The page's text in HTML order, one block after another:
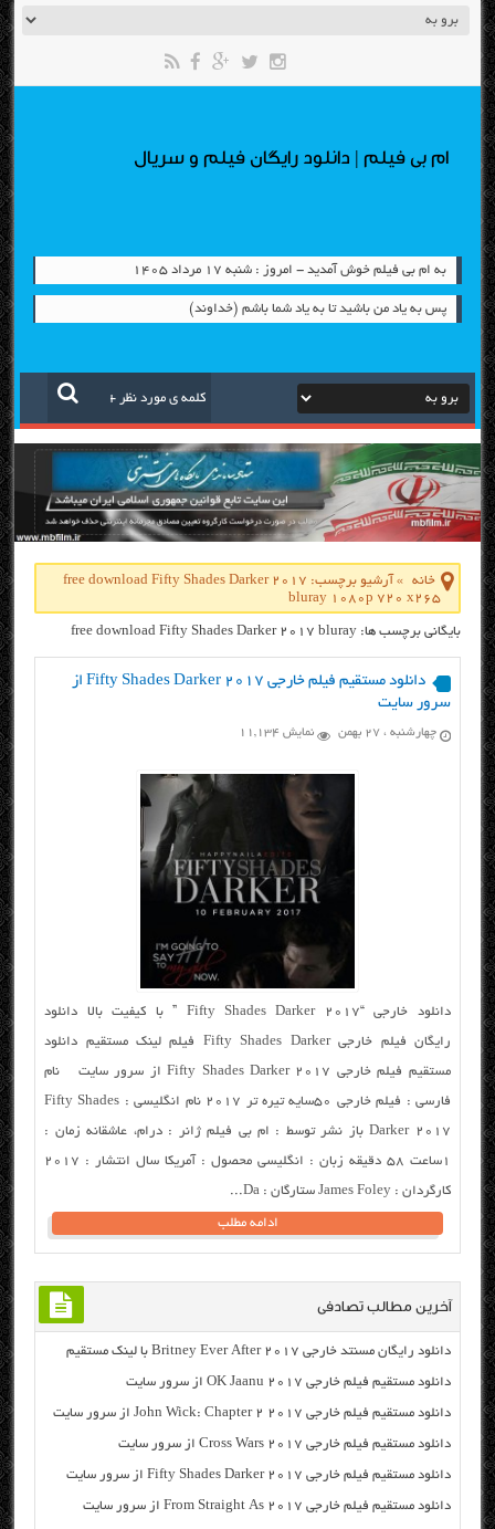
ام بی فیلم | دانلود رایگان فیلم و سریال
به ام بی فیلم خوش آمدید - امروز : شنبه ۱۷ مرداد ۱۴۰۵
پس به یاد من باشید تا به یاد شما باشم (خداوند)
خانه »
آرشیو برچسب: free download Fifty Shades Darker 2017
bluray 1080p 720 x265
بایگانی برچسب ها: free download Fifty Shades Darker 2017 bluray
دانلود مستقیم فیلم خارجی Fifty Shades Darker 2017 از
سرور سایت
چهارشنبه ، ۲۷ بهمن نمایش 11,134
دانلود خارجی “Fifty Shades Darker 2017 ” با کیفیت بالا دانلود
رایگان فیلم خارجی Fifty Shades Darker فیلم لینک مستقیم دانلود
مستقیم فیلم خارجی Fifty Shades Darker 2017 از سرور سایت نام
فارسی : فیلم خارجی ۵۰سایه تیره تر ۲۰۱۷ نام انگلیسی : Fifty Shades
Darker 2017 باز نشر توسط : ام بی فیلم ژانر : درام، عاشقانه زمان :
۱ساعت ۵۸ دقیقه زبان : انگلیسی محصول : آمریکا سال انتشار : ۲۰۱۷
کارگردان : James Foley ستارگان : Da...
ادامه مطلب
آخرین مطالب تصادفی
دانلود رایگان مسنتد خارجی Britney Ever After 2017 با لینک مستقیم
دانلود مستقیم فیلم خارجی OK Jaanu 2017 از سرور سایت
دانلود مستقیم فیلم خارجی John Wick: Chapter 2 2017 از سرور سایت
دانلود مستقیم فیلم خارجی Cross Wars 2017 از سرور سایت
دانلود مستقیم فیلم خارجی Fifty Shades Darker 2017 از سرور سایت
دانلود مستقیم فیلم خارجی From Straight As 2017 از سرور سایت